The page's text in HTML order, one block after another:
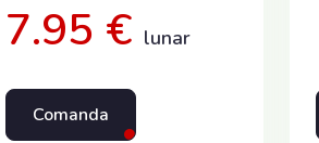
7.95 € lunar
Comanda